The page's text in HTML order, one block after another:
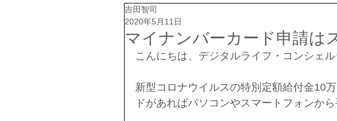
マイナンバーカード申請は
吉田智司
2020年5月11日
こんにちは、デジタルライフ・コンシェル
新型コロナウイルスの特別定額給付金10
ドがあればパソコンやスマートフォンから